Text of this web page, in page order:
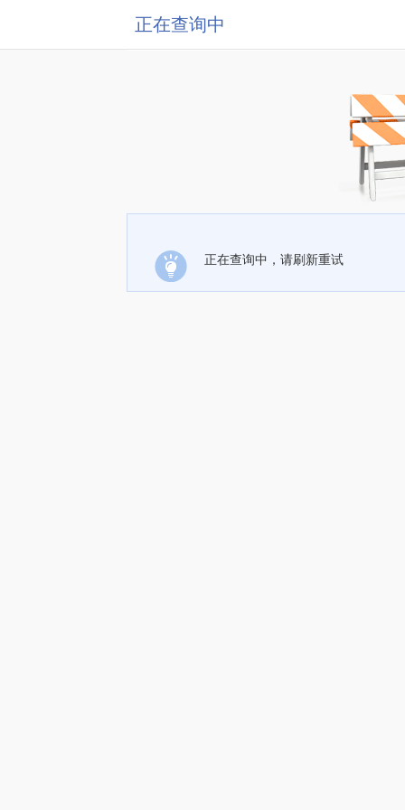
正在查询中
正在查询中，请刷新重试